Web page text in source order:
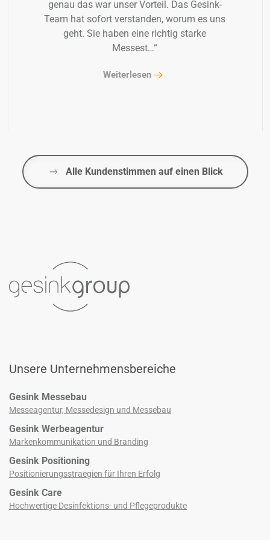
genau das war unser Vorteil. Das Gesink-
Team hat sofort verstanden, worum es uns
geht. Sie haben eine richtig starke
Messest…“
Weiterlesen
Alle Kundenstimmen auf einen Blick
Unsere Unternehmensbereiche
Gesink Messebau
Messeagentur, Messedesign und Messebau
Gesink Werbeagentur
Markenkommunikation und Branding
Gesink Positioning
Positionierungsstraegien für Ihren Erfolg
Gesink Care
Hochwertige Desinfektions­- und Pflegeprodukte